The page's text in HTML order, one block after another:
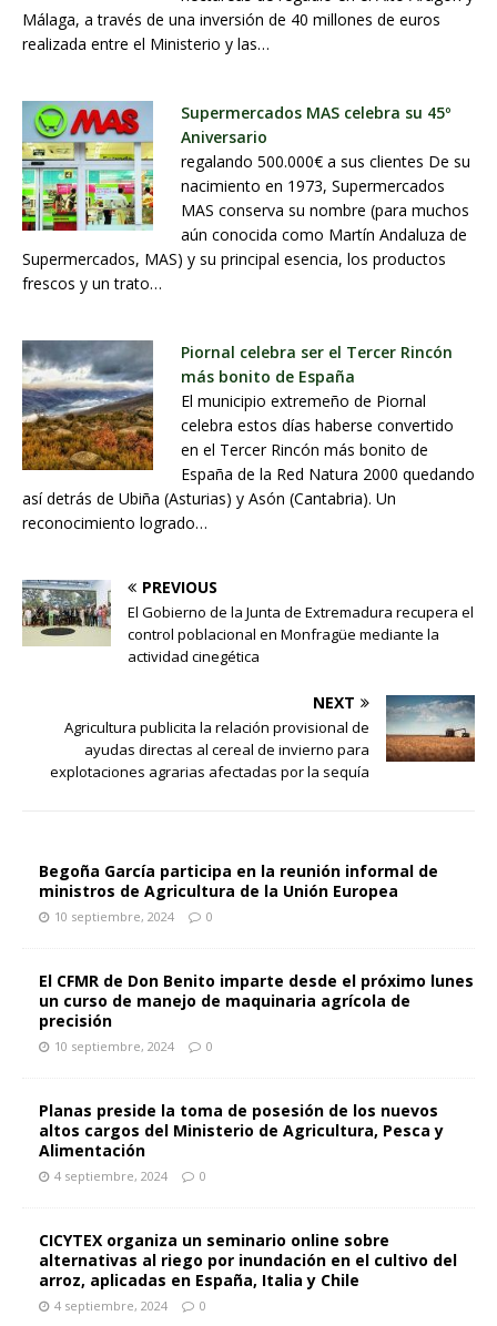
Málaga, a través de una inversión de 40 millones de euros
realizada entre el Ministerio y las…
Supermercados MAS celebra su 45º
Aniversario
regalando 500.000€ a sus clientes De su
nacimiento en 1973, Supermercados
MAS conserva su nombre (para muchos
aún conocida como Martín Andaluza de
Supermercados, MAS) y su principal esencia, los productos
frescos y un trato…
Piornal celebra ser el Tercer Rincón
más bonito de España
El municipio extremeño de Piornal
celebra estos días haberse convertido
en el Tercer Rincón más bonito de
España de la Red Natura 2000 quedando
así detrás de Ubiña (Asturias) y Asón (Cantabria). Un
reconocimiento logrado…
PREVIOUS
El Gobierno de la Junta de Extremadura recupera el
control poblacional en Monfragüe mediante la
actividad cinegética
NEXT
Agricultura publicita la relación provisional de
ayudas directas al cereal de invierno para
explotaciones agrarias afectadas por la sequía
Begoña García participa en la reunión informal de
ministros de Agricultura de la Unión Europea
10 septiembre, 2024 0
El CFMR de Don Benito imparte desde el próximo lunes
un curso de manejo de maquinaria agrícola de
precisión
10 septiembre, 2024 0
Planas preside la toma de posesión de los nuevos
altos cargos del Ministerio de Agricultura, Pesca y
Alimentación
4 septiembre, 2024 0
CICYTEX organiza un seminario online sobre
alternativas al riego por inundación en el cultivo del
arroz, aplicadas en España, Italia y Chile
4 septiembre, 2024 0